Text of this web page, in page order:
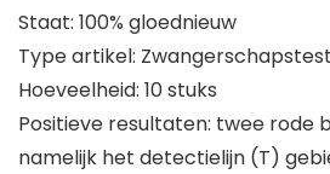
Staat: 100% gloednieuw
Type artikel:
Hoeveelheid: 10 stuks
Positieve resultaten: twee rode
namelijk het detectielijn (T)